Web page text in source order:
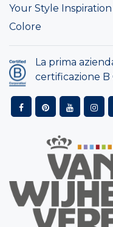
Your Style Inspiration
Colore
La prima
certificazione B